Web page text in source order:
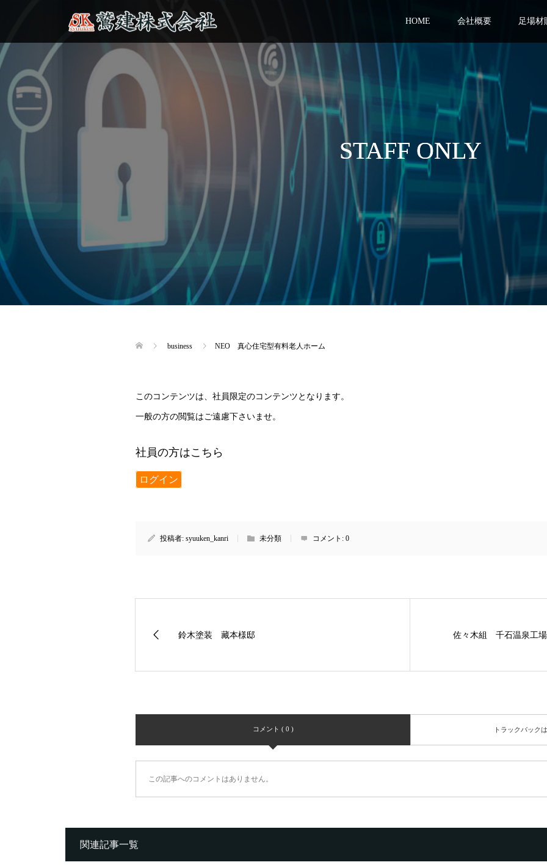
HOME 会社概要 足場材
STAFF ONLY
business NEO 真心住宅型有料老人ホーム
このコンテンツは、社員限定のコンテンツとなります。
一般の方の閲覧はご遠慮下さいませ。
社員の方はこちら
ログイン
投稿者: syuuken_kanri 未分類 コメント: 0
鈴木塗装 藏本様邸 佐々木組 千石温泉工場
コメント ( 0 ) トラックバック
この記事へのコメントはありません。
関連記事一覧